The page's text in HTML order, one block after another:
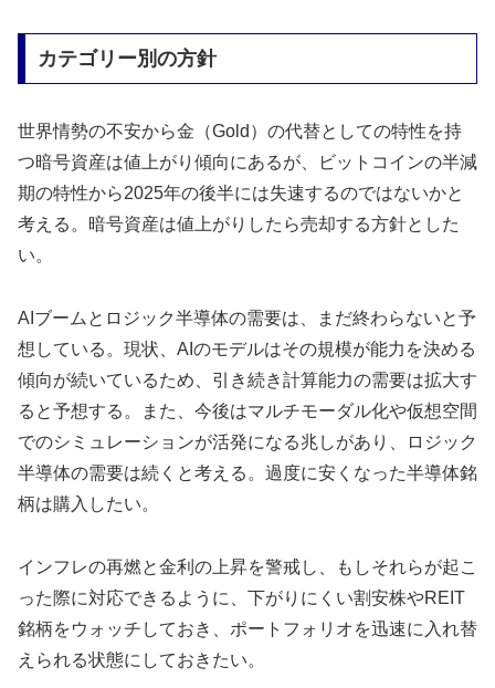
カテゴリー別の方針
世界情勢の不安から金（Gold）の代替としての特性を持
つ暗号資産は値上がり傾向にあるが、ビットコインの半減
期の特性から2025年の後半には失速するのではないかと
考える。暗号資産は値上がりしたら売却する方針とした
い。
AIブームとロジック半導体の需要は、まだ終わらないと予
想している。現状、AIのモデルはその規模が能力を決める
傾向が続いているため、引き続き計算能力の需要は拡大す
ると予想する。また、今後はマルチモーダル化や仮想空間
でのシミュレーションが活発になる兆しがあり、ロジック
半導体の需要は続くと考える。過度に安くなった半導体銘
柄は購入したい。
インフレの再燃と金利の上昇を警戒し、もしそれらが起こ
った際に対応できるように、下がりにくい割安株やREIT
銘柄をウォッチしておき、ポートフォリオを迅速に入れ替
えられる状態にしておきたい。